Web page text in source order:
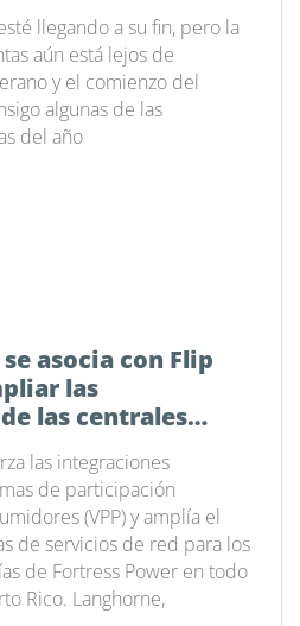
llegando a su fin, pero la
aún está lejos de
y el comienzo del
algunas de las
del año
asocia con Flip
las
las centrales
las integraciones
de participación
(VPP) y amplía el
de servicios de red para los
de Fortress Power en todo
Rico. Langhorne,